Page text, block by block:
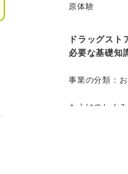
原体験
ドラッグスト
必要な基礎知
事業の分類：
もうけのしく